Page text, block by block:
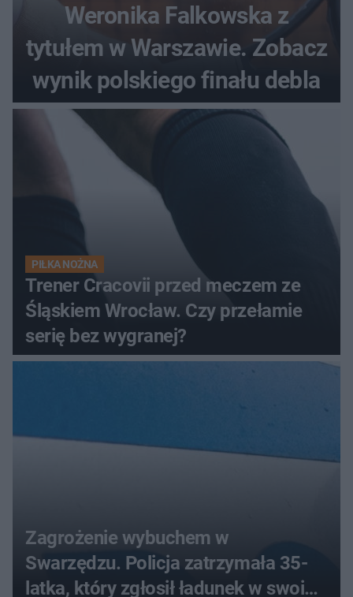
Weronika Falkowska z
tytułem w Warszawie. Zobacz
wynik polskiego finału debla
PIŁKA NOŻNA
Trener Cracovii przed meczem ze
Śląskiem Wrocław. Czy przełamie
serię bez wygranej?
Zagrożenie wybuchem w
Swarzędzu. Policja zatrzymała 35-
latka, który zgłosił ładunek w swoim